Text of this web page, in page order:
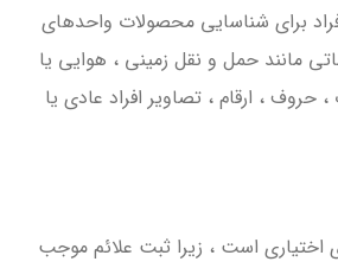
افراد برای شناسایی محصولات واحدهای
مانند حمل و نقل زمینی ، هوایی یا
حروف ، ارقام ، تصاویر افراد عادی یا
اختیاری است ، زیرا ثبت علائم موجب